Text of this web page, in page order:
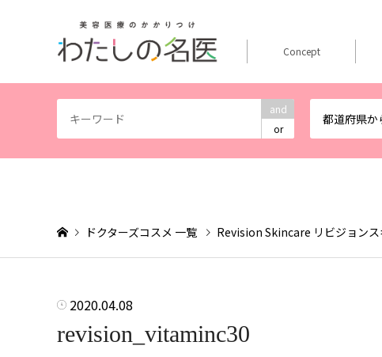
and
or
都道府県か
Concept
ドクターズコスメ 一覧 Revision Skincare リビジョンス
2020.04.08
revision_vitaminc30